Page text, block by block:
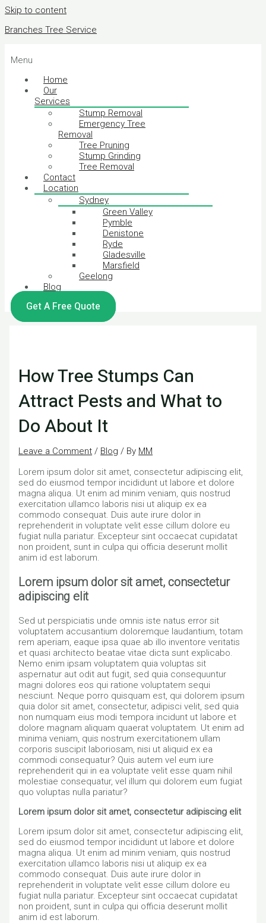
Skip to content
Branches Tree Service
Menu
Home
Our
Services
Stump Removal
Emergency Tree
Removal
Tree Pruning
Stump Grinding
Tree Removal
Contact
Location
Sydney
Green Valley
Pymble
Denistone
Ryde
Gladesville
Marsfield
Geelong
Blog
Get A Free Quote
How Tree Stumps Can
Attract Pests and What to
Do About It
Leave a Comment / Blog / By MM
Lorem ipsum dolor sit amet, consectetur adipiscing elit,
sed do eiusmod tempor incididunt ut labore et dolore
magna aliqua. Ut enim ad minim veniam, quis nostrud
exercitation ullamco laboris nisi ut aliquip ex ea
commodo consequat. Duis aute irure dolor in
reprehenderit in voluptate velit esse cillum dolore eu
fugiat nulla pariatur. Excepteur sint occaecat cupidatat
non proident, sunt in culpa qui officia deserunt mollit
anim id est laborum.
Lorem ipsum dolor sit amet, consectetur
adipiscing elit
Sed ut perspiciatis unde omnis iste natus error sit
voluptatem accusantium doloremque laudantium, totam
rem aperiam, eaque ipsa quae ab illo inventore veritatis
et quasi architecto beatae vitae dicta sunt explicabo.
Nemo enim ipsam voluptatem quia voluptas sit
aspernatur aut odit aut fugit, sed quia consequuntur
magni dolores eos qui ratione voluptatem sequi
nesciunt. Neque porro quisquam est, qui dolorem ipsum
quia dolor sit amet, consectetur, adipisci velit, sed quia
non numquam eius modi tempora incidunt ut labore et
dolore magnam aliquam quaerat voluptatem. Ut enim ad
minima veniam, quis nostrum exercitationem ullam
corporis suscipit laboriosam, nisi ut aliquid ex ea
commodi consequatur? Quis autem vel eum iure
reprehenderit qui in ea voluptate velit esse quam nihil
molestiae consequatur, vel illum qui dolorem eum fugiat
quo voluptas nulla pariatur?
Lorem ipsum dolor sit amet, consectetur adipiscing elit
Lorem ipsum dolor sit amet, consectetur adipiscing elit,
sed do eiusmod tempor incididunt ut labore et dolore
magna aliqua. Ut enim ad minim veniam, quis nostrud
exercitation ullamco laboris nisi ut aliquip ex ea
commodo consequat. Duis aute irure dolor in
reprehenderit in voluptate velit esse cillum dolore eu
fugiat nulla pariatur. Excepteur sint occaecat cupidatat
non proident, sunt in culpa qui officia deserunt mollit
anim id est laborum.